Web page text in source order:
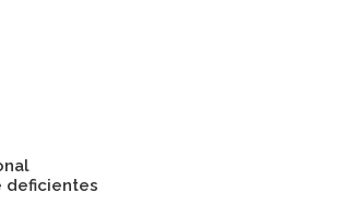
deficientes